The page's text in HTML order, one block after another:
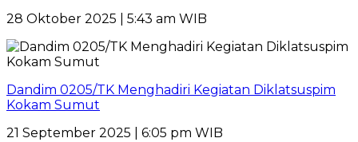
28 Oktober 2025 | 5:43 am WIB
Dandim 0205/TK Menghadiri Kegiatan Diklatsuspim
Kokam Sumut
21 September 2025 | 6:05 pm WIB